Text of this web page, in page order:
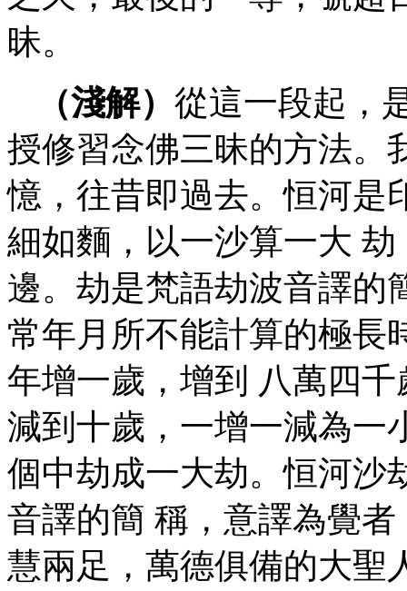
昧。
（淺解） 從這一段起，
授修習念佛三昧的方法。
憶，往昔即過去。恒河是
細如麵，以一沙算一大
邊。劫是梵語劫波音譯的
常年月所不能計算的極長
年增一歲，增到 八萬四
減到十歲，一增一減為一
個中劫成一大劫。恒河沙
音譯的簡 稱，意譯為覺
慧兩足，萬德俱備的大聖